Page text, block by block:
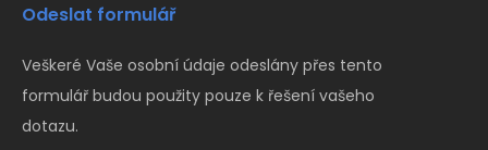
Odeslat formulář
Veškeré Vaše osobní údaje odeslány přes tento
formulář budou použity pouze k řešení vašeho
dotazu.